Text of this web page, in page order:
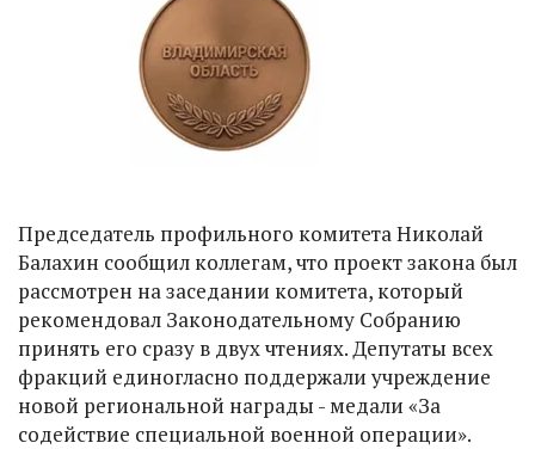
Председатель профильного комитета Николай
Балахин сообщил коллегам, что проект закона был
рассмотрен на заседании комитета, который
рекомендовал Законодательному Собранию
принять его сразу в двух чтениях. Депутаты всех
фракций единогласно поддержали учреждение
новой региональной награды - медали «За
содействие специальной военной операции».